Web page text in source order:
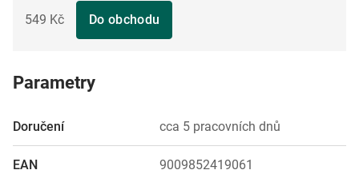
549 Kč Do obchodu
Parametry
Doručení cca 5 pracovních dnů
EAN 9009852419061